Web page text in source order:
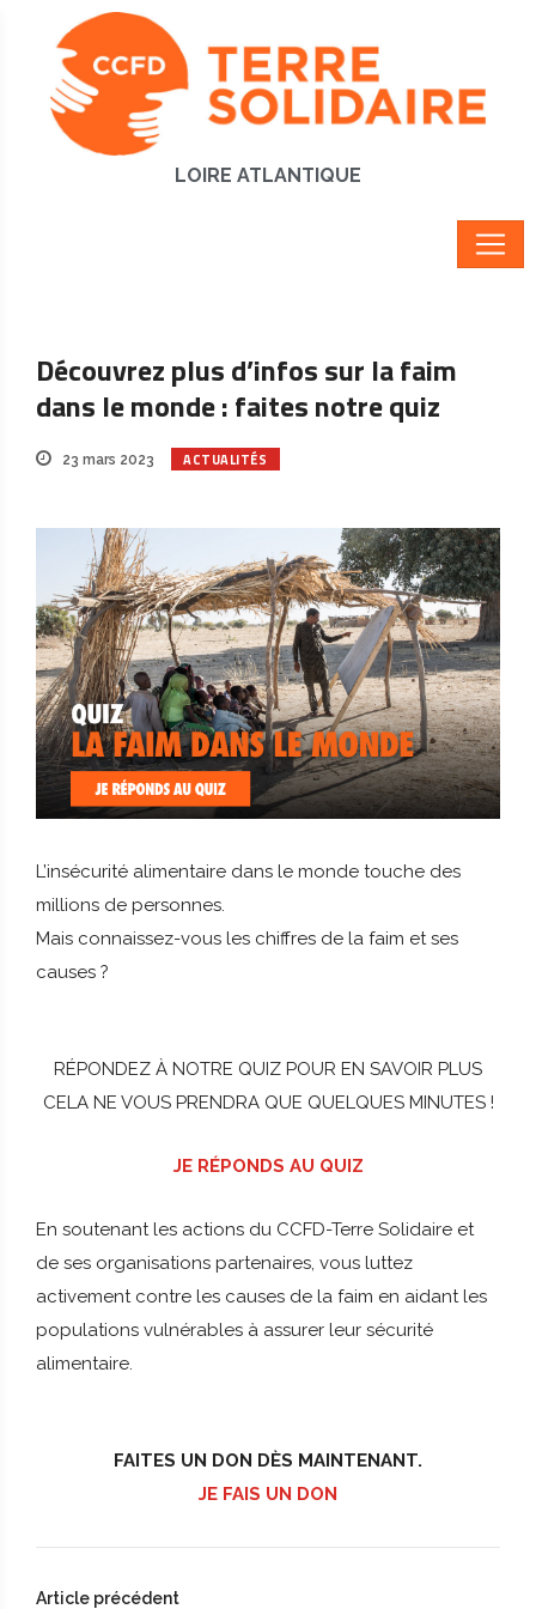
LOIRE ATLANTIQUE
Découvrez plus d’infos sur la faim
dans le monde : faites notre quiz
23 mars 2023 ACTUALITÉS
L’insécurité alimentaire dans le monde touche des
millions de personnes.
Mais connaissez-vous les chiffres de la faim et ses
causes ?
RÉPONDEZ À NOTRE QUIZ POUR EN SAVOIR PLUS
CELA NE VOUS PRENDRA QUE QUELQUES MINUTES !
JE RÉPONDS AU QUIZ
En soutenant les actions du CCFD-Terre Solidaire et
de ses organisations partenaires, vous luttez
activement contre les causes de la faim en aidant les
populations vulnérables à assurer leur sécurité
alimentaire.
FAITES UN DON DÈS MAINTENANT.
JE FAIS UN DON
Article précédent